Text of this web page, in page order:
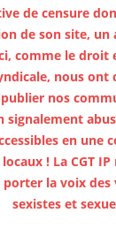
de censure
de son site, un
comme le droit
nous ont
nos
en une
! La CGT
la voix des
sexistes et